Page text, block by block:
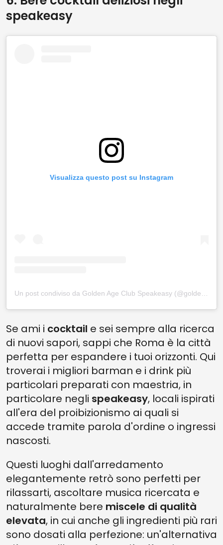
speakeasy
Visualizza questo post su Instagram
Un post condiviso da Golden Age Club Speakeasy (@goldenage_roma)
Se ami i cocktail e sei sempre alla ricerca
di nuovi sapori, sappi che Roma è la città
perfetta per espandere i tuoi orizzonti. Qui
troverai i migliori barman e i drink più
particolari preparati con maestria, in
particolare negli speakeasy, locali ispirati
all'era del proibizionismo ai quali si
accede tramite parola d'ordine o ingressi
nascosti.
Questi luoghi dall'arredamento
elegantemente retrò sono perfetti per
rilassarti, ascoltare musica ricercata e
naturalmente bere miscele di qualità
elevata, in cui anche gli ingredienti più rari
sono dosati alla perfezione: un'alternativa